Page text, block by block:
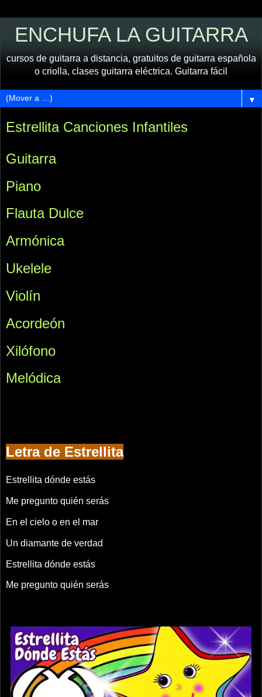
ENCHUFA LA GUITARRA
cursos de guitarra a distancia, gratuitos de guitarra española
o criolla, clases guitarra eléctrica. Guitarra fácil
▼
Estrellita Canciones Infantiles
Guitarra
Piano
Flauta Dulce
Armónica
Ukelele
Violín
Acordeón
Xilófono
Melódica
Letra de Estrellita
Estrellita dónde estás
Me pregunto quién serás
En el cielo o en el mar
Un diamante de verdad
Estrellita dónde estás
Me pregunto quién serás